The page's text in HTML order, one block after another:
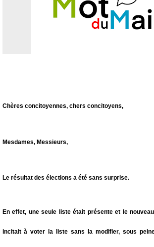
Chères concitoyennes, chers concitoyens,
Mesdames, Messieurs,
Le résultat des élections a été sans surprise.
En effet, une seule liste était présente et le
incitait à voter la liste sans la modifier, sous